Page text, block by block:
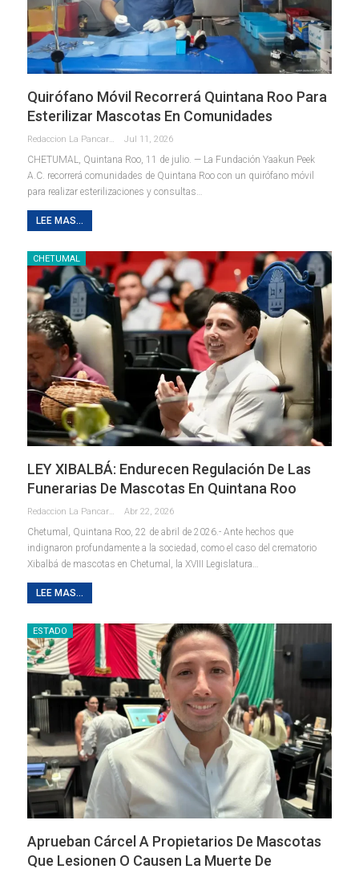
Quirófano Móvil Recorrerá Quintana Roo Para
Esterilizar Mascotas En Comunidades
Jul 11, 2026
CHETUMAL, Quintana Roo, 11 de julio. — La Fundación Yaakun Peek
A.C. recorrerá comunidades de Quintana Roo con un quirófano móvil
para realizar esterilizaciones y consultas
LEE MAS...
CHETUMAL
LEY XIBALBÁ: Endurecen Regulación De Las
Funerarias De Mascotas En Quintana Roo
Redaccion La Pancarta De Quintana Roo Abr 22, 2026
Chetumal, Quintana Roo, 22 de abril de 2026.- Ante hechos que
indignaron profundamente a la sociedad, como el caso del crematorio
Xibalbá de mascotas en Chetumal, la XVIII Legislatura
LEE MAS...
ESTADO
Aprueban Cárcel A Propietarios De Mascotas
Que Lesionen O Causen La Muerte De